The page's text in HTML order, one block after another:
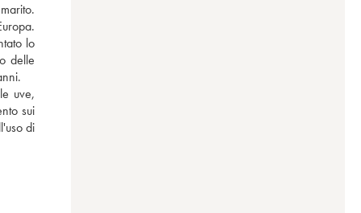
lo
delle
uve,
sui
di